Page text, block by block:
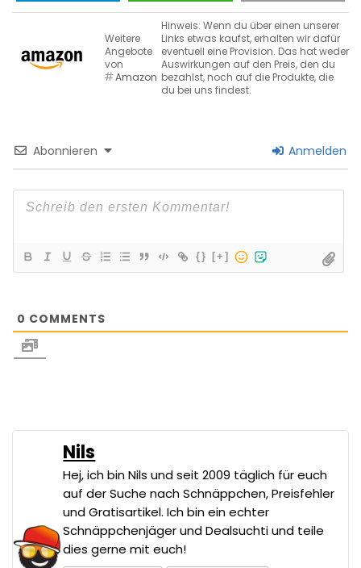
Weitere
Angebote
von
Amazon
Hinweis: Wenn du über einen unserer
Links etwas kaufst, erhalten wir dafür
eventuell eine Provision. Das hat weder
Auswirkungen auf den Preis, den du
bezahlst, noch auf die Produkte, die
du bei uns findest.
Abonnieren Anmelden
{} [+]
0 COMMENTS
Nils
Hej, ich bin Nils und seit 2009 täglich für euch
auf der Suche nach Schnäppchen, Preisfehler
und Gratisartikel. Ich bin ein echter
Schnäppchenjäger und Dealsuchti und teile
dies gerne mit euch!